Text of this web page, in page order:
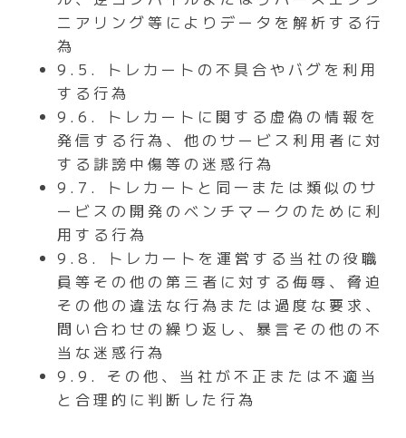
ニアリング等によりデータを解析する行
為
9.5. トレカートの不具合やバグを利用
する行為
9.6. トレカートに関する虚偽の情報を
発信する行為、他のサービス利用者に対
する誹謗中傷等の迷惑行為
9.7. トレカートと同一または類似のサ
ービスの開発のベンチマークのために利
用する行為
9.8. トレカートを運営する当社の役職
員等その他の第三者に対する侮辱、脅迫
その他の違法な行為または過度な要求、
問い合わせの繰り返し、暴言その他の不
当な迷惑行為
9.9. その他、当社が不正または不適当
と合理的に判断した行為